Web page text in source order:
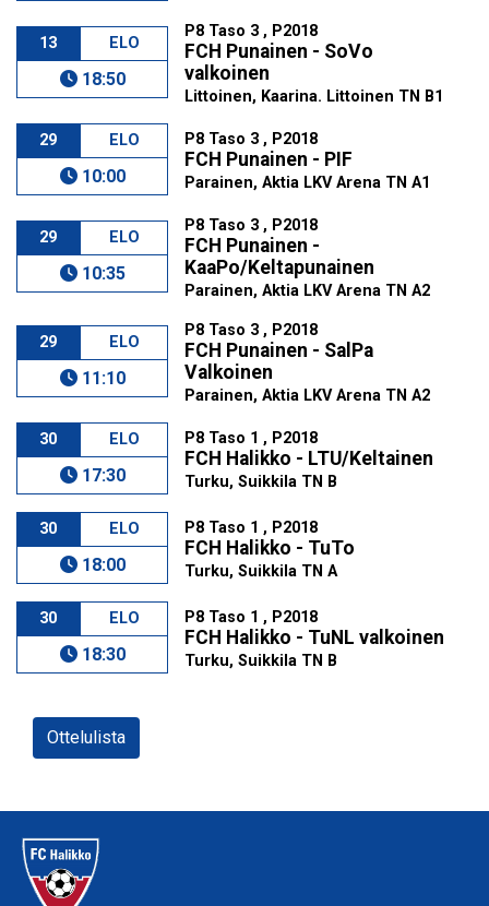
13 ELO
18:50
P8 Taso 3 , P2018
FCH Punainen - SoVo
valkoinen
Littoinen, Kaarina. Littoinen TN B1
29 ELO
10:00
P8 Taso 3 , P2018
FCH Punainen - PIF
Parainen, Aktia LKV Arena TN A1
29 ELO
10:35
P8 Taso 3 , P2018
FCH Punainen -
KaaPo/Keltapunainen
Parainen, Aktia LKV Arena TN A2
29 ELO
11:10
P8 Taso 3 , P2018
FCH Punainen - SalPa
Valkoinen
Parainen, Aktia LKV Arena TN A2
30 ELO
17:30
P8 Taso 1 , P2018
FCH Halikko - LTU/Keltainen
Turku, Suikkila TN B
30 ELO
18:00
P8 Taso 1 , P2018
FCH Halikko - TuTo
Turku, Suikkila TN A
30 ELO
18:30
P8 Taso 1 , P2018
FCH Halikko - TuNL valkoinen
Turku, Suikkila TN B
Ottelulista